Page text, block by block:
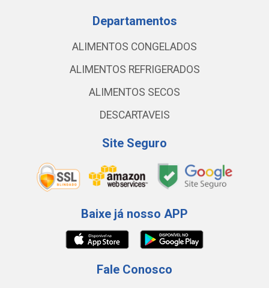
Departamentos
ALIMENTOS CONGELADOS
ALIMENTOS REFRIGERADOS
ALIMENTOS SECOS
DESCARTAVEIS
Site Seguro
Baixe já nosso APP
Fale Conosco